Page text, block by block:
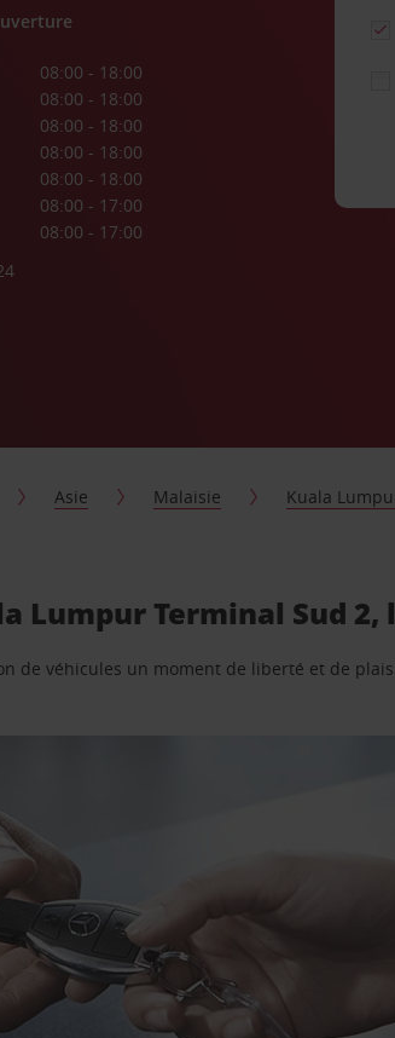
08:00 - 18:00
08:00 - 18:00
08:00 - 18:00
08:00 - 18:00
08:00 - 18:00
08:00 - 17:00
08:00 - 17:00
Asie Malaisie Kuala
Lumpur Terminal Sud
de véhicules un moment de liberté et de